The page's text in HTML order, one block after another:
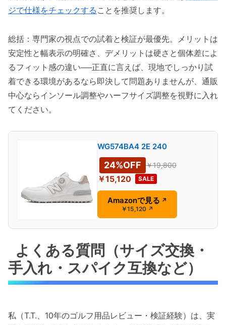
ジで仕様をチェックする ことを推奨します。
総括：専門家の視点での試着と検証が最優先。メリットは
安定性と幅表示の明確さ、デメリットは硬さと個体差によ
るフィット感の違い──正直に言えば、現地でしっかり試
着できる環境があるなら即決して問題ありませんが、通販
中心ならインソール調整やハーフサイズ調整を視野に入れ
てください。
WG574BA4 2E 240
￥19,800
￥15,120 SALE
24%OFF
Amazonで見る ↗
￥15,120 ↗
よくある質問（サイズ交換・
手入れ・スパイク互換など）
私（T.T.、10年のゴルフ用品レビュー・検証経験）は、実